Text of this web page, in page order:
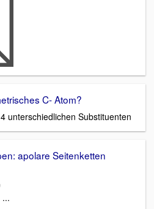
C- Atom?
unterschiedlichen Substituenten
apolare Seitenketten
...